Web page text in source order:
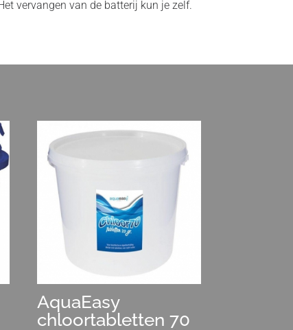
vervangen van de batterij kun je zelf.
AquaEasy
chloortabletten 70